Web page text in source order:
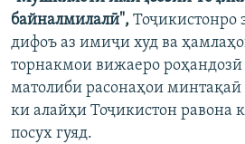
байналмилалӣ", Тоҷикистонро
дифоъ аз имиҷи худ ва
торнакмои вижаеро роҳандозӣ
матолиби расонаҳои
ки алайҳи Тоҷикистон равона
посух гуяд.